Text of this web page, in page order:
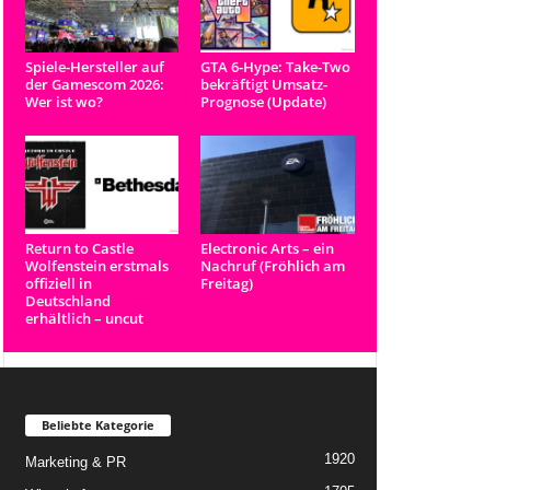
Spiele-Hersteller auf
der Gamescom 2026:
Wer ist wo?
GTA 6-Hype: Take-Two
bekräftigt Umsatz-
Prognose (Update)
Return to Castle
Wolfenstein erstmals
offiziell in
Deutschland
erhältlich – uncut
Electronic Arts – ein
Nachruf (Fröhlich am
Freitag)
Beliebte Kategorie
Marketing & PR 1920